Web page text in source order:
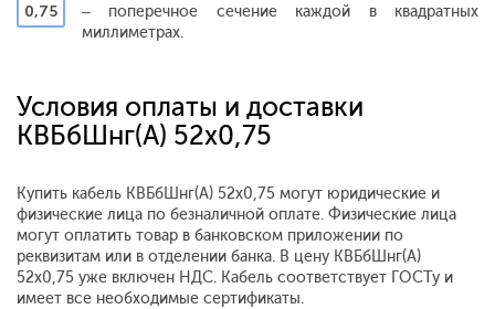
0,75
– поперечное сечение каждой в квадратных
миллиметрах.
Условия оплаты и доставки
КВБбШнг(А) 52х0,75
Купить кабель КВБбШнг(А) 52х0,75 могут юридические и
физические лица по безналичной оплате. Физические лица
могут оплатить товар в банковском приложении по
реквизитам или в отделении банка. В цену КВБбШнг(А)
52х0,75 уже включен НДС. Кабель соответствует ГОСТу и
имеет все необходимые сертификаты.